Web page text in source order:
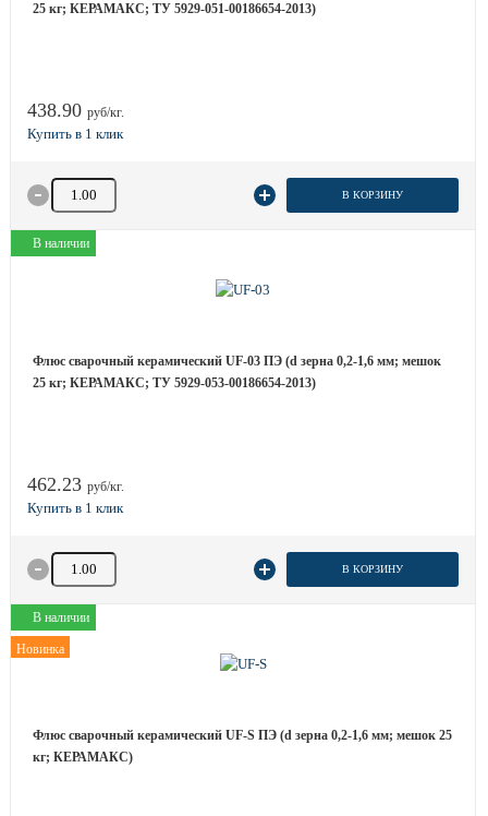
25 кг; КЕРАМАКС; ТУ 5929-051-00186654-2013)
438.90 руб/кг.
Количество товара В КОРЗИНУ
В наличии
Флюс сварочный керамический UF-03 ПЭ (d зерна 0,2-1,6 мм; мешок
25 кг; КЕРАМАКС; ТУ 5929-053-00186654-2013)
462.23 руб/кг.
Количество товара В КОРЗИНУ
В наличии
Новинка
Флюс сварочный керамический UF-S ПЭ (d зерна 0,2-1,6 мм; мешок 25
кг; КЕРАМАКС)